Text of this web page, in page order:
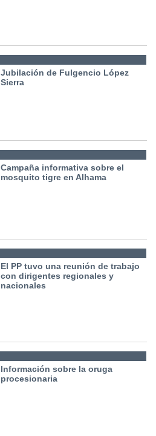
Jubilación de Fulgencio López
Sierra
Campaña informativa sobre el
mosquito tigre en Alhama
El PP tuvo una reunión de trabajo
con dirigentes regionales y
nacionales
Información sobre la oruga
procesionaria